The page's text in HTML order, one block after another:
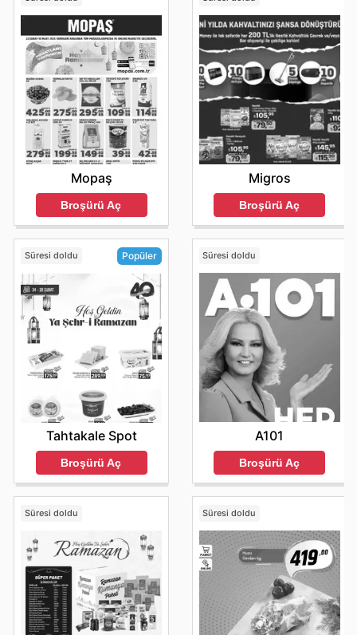
Mopaş
Broşürü Aç
Migros
Broşürü Aç
Süresi doldu Popüler
Tahtakale Spot
Broşürü Aç
Süresi doldu
A101
Broşürü Aç
Süresi doldu Süresi doldu